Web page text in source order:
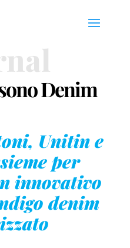
Denim
Unitin e
per
innovativo
denim